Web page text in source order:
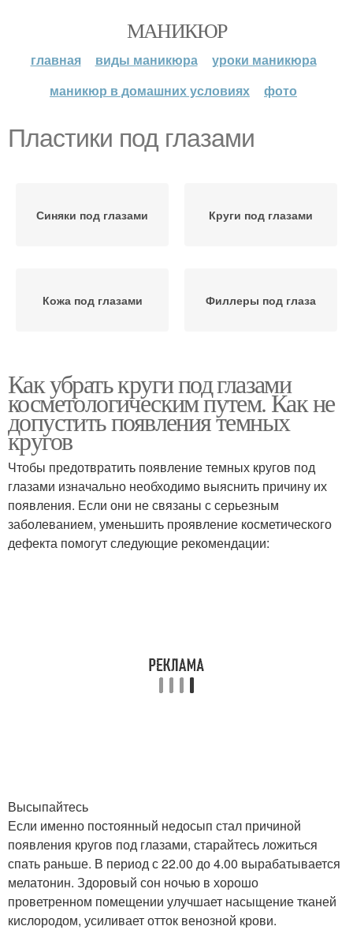
МАНИКЮР
главная виды маникюра
уроки маникюра
маникюр в домашних условиях
фото
Пластики под глазами
Синяки под глазами Круги под глазами
Кожа под глазами Филлеры под глаза
Как убрать круги под глазами
косметологическим путем. Как не
допустить появления темных
кругов
Чтобы предотвратить появление темных кругов под
глазами изначально необходимо выяснить причину их
появления. Если они не связаны с серьезным
заболеванием, уменьшить проявление косметического
дефекта помогут следующие рекомендации:
Высыпайтесь
Если именно постоянный недосып стал причиной
появления кругов под глазами, старайтесь ложиться
спать раньше. В период с 22.00 до 4.00 вырабатывается
мелатонин. Здоровый сон ночью в хорошо
проветренном помещении улучшает насыщение тканей
кислородом, усиливает отток венозной крови.